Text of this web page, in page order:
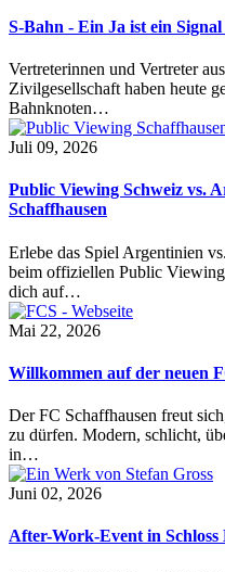
S-Bahn - Ein Ja ist ein
Vertreterinnen und Vertreter
Zivilgesellschaft haben heute
Bahnknoten…
Juli 09, 2026
Public Viewing Schweiz vs.
Schaffhausen
Erlebe das Spiel Argentinien
beim offiziellen Public
dich auf…
Mai 22, 2026
Willkommen auf der neuen
Der FC Schaffhausen freut
zu dürfen. Modern, schlicht,
in…
Juni 02, 2026
After-Work-Event in